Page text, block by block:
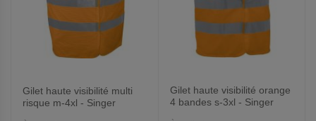
Gilet haute visibilité multi
risque m-4xl - Singer
Gilet haute visibilité orange
4 bandes s-3xl - Singer